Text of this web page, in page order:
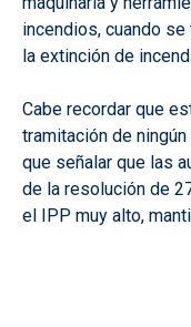
incendios, cuando
la extinción de
Cabe recordar que
tramitación de
que señalar que las
de la resolución de
el IPP muy alto,